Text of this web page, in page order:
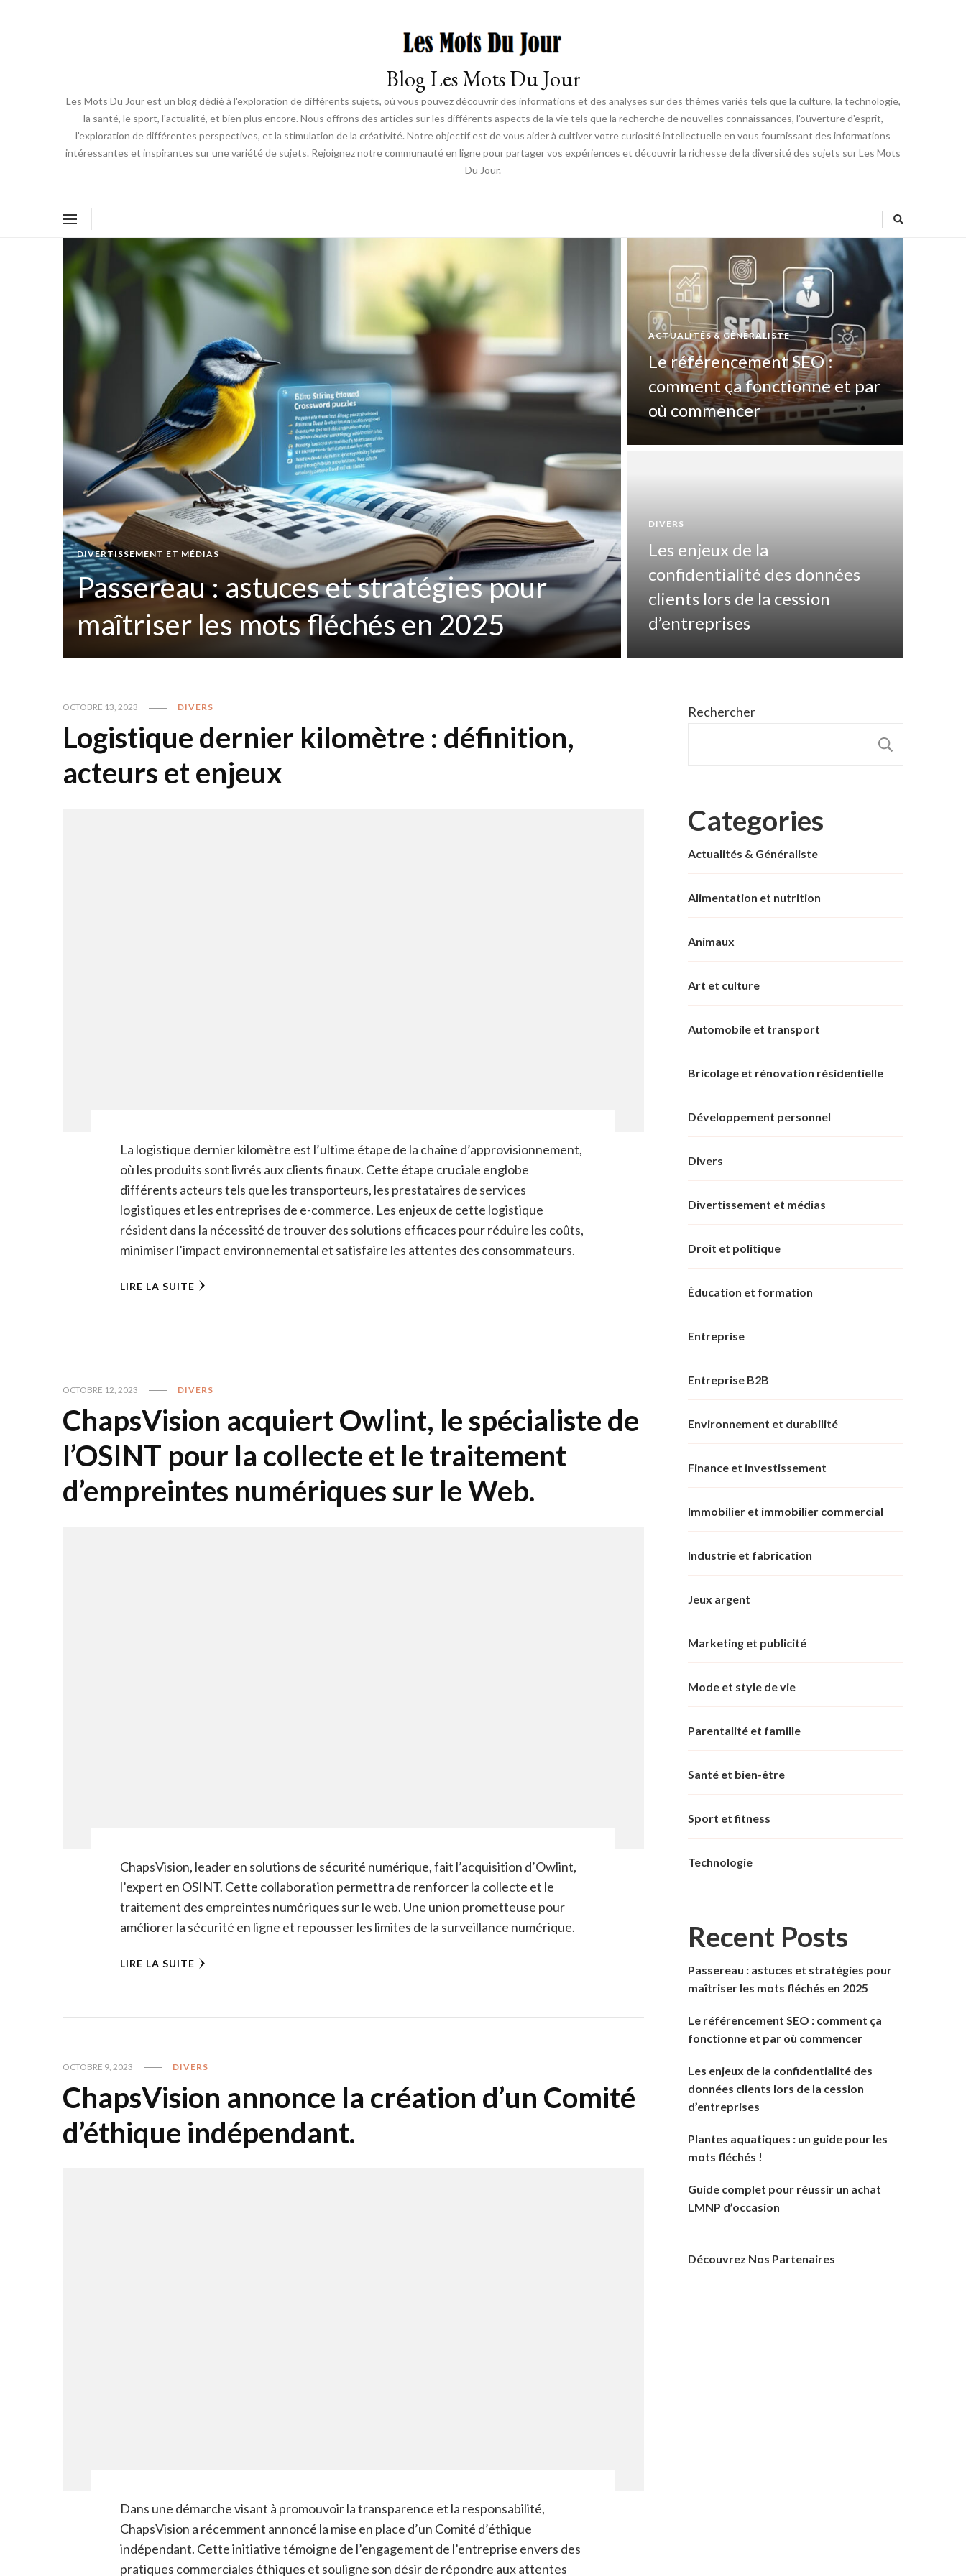
Blog Les Mots Du Jour
Les Mots Du Jour est un blog dédié à l'exploration de différents sujets, où vous pouvez découvrir des informations et des analyses sur des thèmes variés tels que la culture, la technologie,
la santé, le sport, l'actualité, et bien plus encore. Nous offrons des articles sur les différents aspects de la vie tels que la recherche de nouvelles connaissances, l'ouverture d'esprit,
l'exploration de différentes perspectives, et la stimulation de la créativité. Notre objectif est de vous aider à cultiver votre curiosité intellectuelle en vous fournissant des informations
intéressantes et inspirantes sur une variété de sujets. Rejoignez notre communauté en ligne pour partager vos expériences et découvrir la richesse de la diversité des sujets sur Les Mots
Du Jour.
DIVERTISSEMENT ET MÉDIAS
Passereau : astuces et stratégies pour
maîtriser les mots fléchés en 2025
ACTUALITÉS & GÉNÉRALISTE
Le référencement SEO :
comment ça fonctionne et par
où commencer
DIVERS
Les enjeux de la
confidentialité des données
clients lors de la cession
d’entreprises
OCTOBRE 13, 2023 DIVERS
Logistique dernier kilomètre : définition,
acteurs et enjeux
La logistique dernier kilomètre est l’ultime étape de la chaîne d’approvisionnement,
où les produits sont livrés aux clients finaux. Cette étape cruciale englobe
différents acteurs tels que les transporteurs, les prestataires de services
logistiques et les entreprises de e-commerce. Les enjeux de cette logistique
résident dans la nécessité de trouver des solutions efficaces pour réduire les coûts,
minimiser l’impact environnemental et satisfaire les attentes des consommateurs.
LIRE LA SUITE
OCTOBRE 12, 2023 DIVERS
ChapsVision acquiert Owlint, le spécialiste de
l’OSINT pour la collecte et le traitement
d’empreintes numériques sur le Web.
ChapsVision, leader en solutions de sécurité numérique, fait l’acquisition d’Owlint,
l’expert en OSINT. Cette collaboration permettra de renforcer la collecte et le
traitement des empreintes numériques sur le web. Une union prometteuse pour
améliorer la sécurité en ligne et repousser les limites de la surveillance numérique.
LIRE LA SUITE
OCTOBRE 9, 2023 DIVERS
ChapsVision annonce la création d’un Comité
d’éthique indépendant.
Dans une démarche visant à promouvoir la transparence et la responsabilité,
ChapsVision a récemment annoncé la mise en place d’un Comité d’éthique
indépendant. Cette initiative témoigne de l’engagement de l’entreprise envers des
pratiques commerciales éthiques et souligne son désir de répondre aux attentes
Rechercher
Categories
Actualités & Généraliste
Alimentation et nutrition
Animaux
Art et culture
Automobile et transport
Bricolage et rénovation résidentielle
Développement personnel
Divers
Divertissement et médias
Droit et politique
Éducation et formation
Entreprise
Entreprise B2B
Environnement et durabilité
Finance et investissement
Immobilier et immobilier commercial
Industrie et fabrication
Jeux argent
Marketing et publicité
Mode et style de vie
Parentalité et famille
Santé et bien-être
Sport et fitness
Technologie
Recent Posts
Passereau : astuces et stratégies pour
maîtriser les mots fléchés en 2025
Le référencement SEO : comment ça
fonctionne et par où commencer
Les enjeux de la confidentialité des
données clients lors de la cession
d’entreprises
Plantes aquatiques : un guide pour les
mots fléchés !
Guide complet pour réussir un achat
LMNP d’occasion
Découvrez Nos Partenaires